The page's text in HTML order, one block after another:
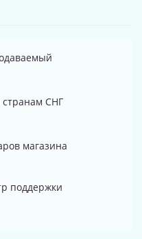
странам СНГ
магазина
поддержки